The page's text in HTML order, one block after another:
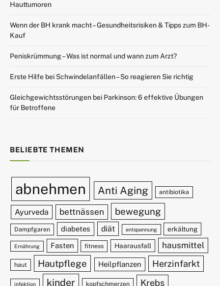
Hauttumoren
Wenn der BH krank macht – Gesundheitsrisiken & Tipps zum BH-
Kauf
Peniskrümmung – Was ist normal und wann zum Arzt?
Erste Hilfe bei Schwindelanfällen – So reagieren Sie richtig
Gleichgewichtsstörungen bei Parkinson: 6 effektive Übungen
für Betroffene
BELIEBTE THEMEN
abnehmen Anti Aging antibiotika
Ayurveda bettnässen bewegung
Dampfgaren diabetes diät entspannung erkältung
Ernährung Fasten fitness Haarausfall hausmittel
haut Hautpflege Heilpflanzen Herzinfarkt
infektion kinder kopfschmerzen Krebs